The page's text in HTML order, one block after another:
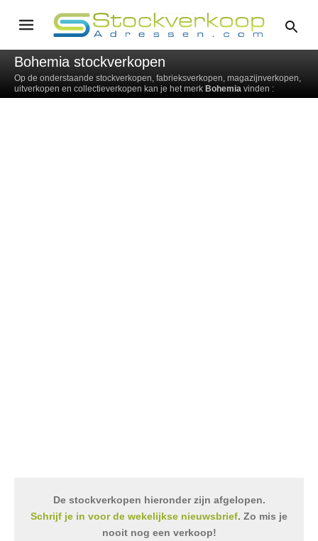
Bohemia stockverkopen
Op de onderstaande stockverkopen, fabrieksverkopen, magazijnverkopen,
uitverkopen en collectieverkopen kan je het merk Bohemia vinden :
De stockverkopen hieronder zijn afgelopen.
Schrijf je in voor de wekelijkse nieuwsbrief. Zo mis je
nooit nog een verkoop!